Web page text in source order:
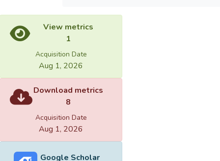
View metrics
1
Acquisition Date
Aug 1, 2026
Download metrics
8
Acquisition Date
Aug 1, 2026
Google Scholar